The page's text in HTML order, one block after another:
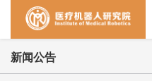
新闻公告